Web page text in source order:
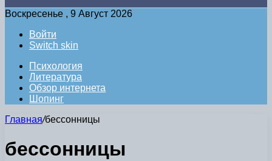
Воскресенье , 9 Август 2026
Войти
Switch skin
Психология
Литература
Обзор интернета
Шопинг
Главная/бессонницы
бессонницы